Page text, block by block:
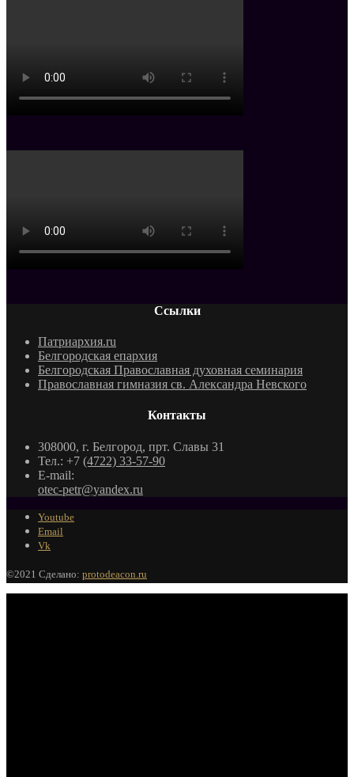
Ссылки
Патриархия.ru
Белгородская епархия
Белгородская Православная духовная семинария
Православная гимназия св. Александра Невского
Контакты
308000, г. Белгород, прт. Славы 31
Тел.: +7 (4722) 33-57-90
E-mail:
otec-petr@yandex.ru
Youtube
Email
Vk
©2021 Сделано: protodeacon.ru